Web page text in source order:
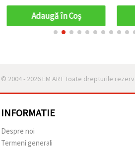
Adaugă în Coş
© 2004 - 2026 EM ART Toate drepturile
INFORMATIE
Despre noi
Termeni generali